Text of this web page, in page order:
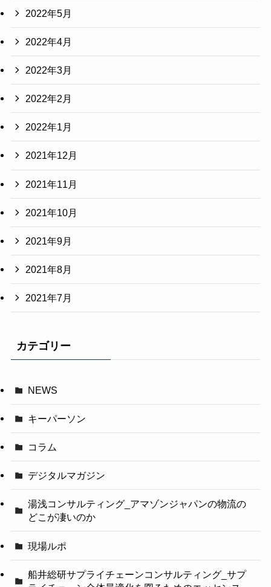
2022年5月
2022年4月
2022年3月
2022年2月
2022年1月
2021年12月
2021年11月
2021年10月
2021年9月
2021年8月
2021年7月
カテゴリー
NEWS
キーパーソン
コラム
デジタルマガジン
湯浅コンサルティング_アマゾンジャパンの物流の
どこが凄いのか
現場ルポ
船井総研サプライチェーンコンサルティング_サプ